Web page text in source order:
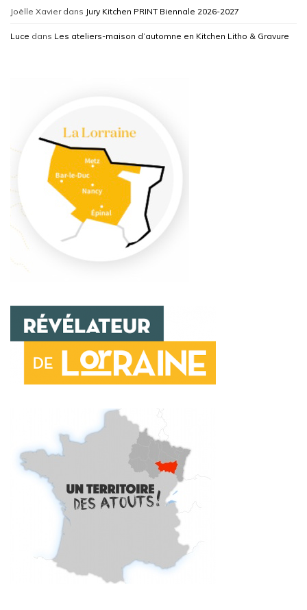
Joëlle Xavierdans Jury Kitchen PRINT Biennale 2026-2027
Luce dans Les ateliers-maison d’automne en Kitchen Litho & Gravure